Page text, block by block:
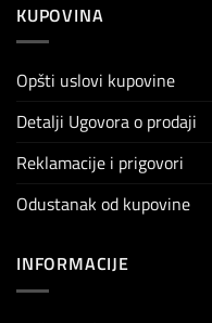
KUPOVINA
Opšti uslovi kupovine
Detalji Ugovora o prodaji
Reklamacije i prigovori
Odustanak od kupovine
INFORMACIJE